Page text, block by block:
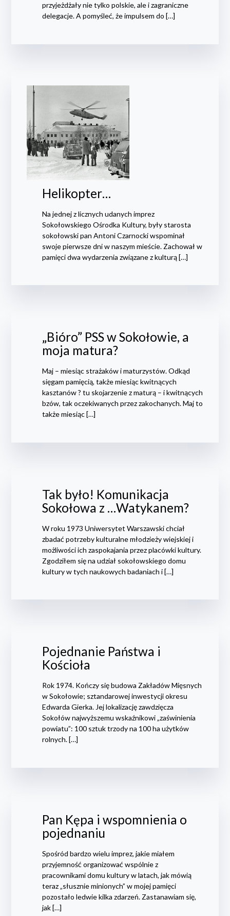
przyjeżdżały nie tylko polskie, ale i zagraniczne
delegacje. A pomyśleć, że impulsem do […]
Helikopter…
Na jednej z licznych udanych imprez
Sokołowskiego Ośrodka Kultury, były starosta
sokołowski pan Antoni Czarnocki wspominał
swoje pierwsze dni w naszym mieście. Zachował w
pamięci dwa wydarzenia związane z kulturą […]
„Bióro” PSS w Sokołowie, a
moja matura?
Maj – miesiąc strażaków i maturzystów. Odkąd
sięgam pamięcią, także miesiąc kwitnących
kasztanów ? tu skojarzenie z maturą – i kwitnących
bzów, tak oczekiwanych przez zakochanych. Maj to
także miesiąc […]
Tak było! Komunikacja
Sokołowa z …Watykanem?
W roku 1973 Uniwersytet Warszawski chciał
zbadać potrzeby kulturalne młodzieży wiejskiej i
możliwości ich zaspokajania przez placówki kultury.
Zgodziłem się na udział sokołowskiego domu
kultury w tych naukowych badaniach i […]
Pojednanie Państwa i
Kościoła
Rok 1974. Kończy się budowa Zakładów Mięsnych
w Sokołowie; sztandarowej inwestycji okresu
Edwarda Gierka. Jej lokalizację zawdzięcza
Sokołów najwyższemu wskaźnikowi „zaświnienia
powiatu”: 100 sztuk trzody na 100 ha użytków
rolnych. […]
Pan Kępa i wspomnienia o
pojednaniu
Spośród bardzo wielu imprez, jakie miałem
przyjemność organizować wspólnie z
pracownikami domu kultury w latach, jak mówią
teraz „słusznie minionych” w mojej pamięci
pozostało ledwie kilka zdarzeń. Zastanawiam się,
jak […]